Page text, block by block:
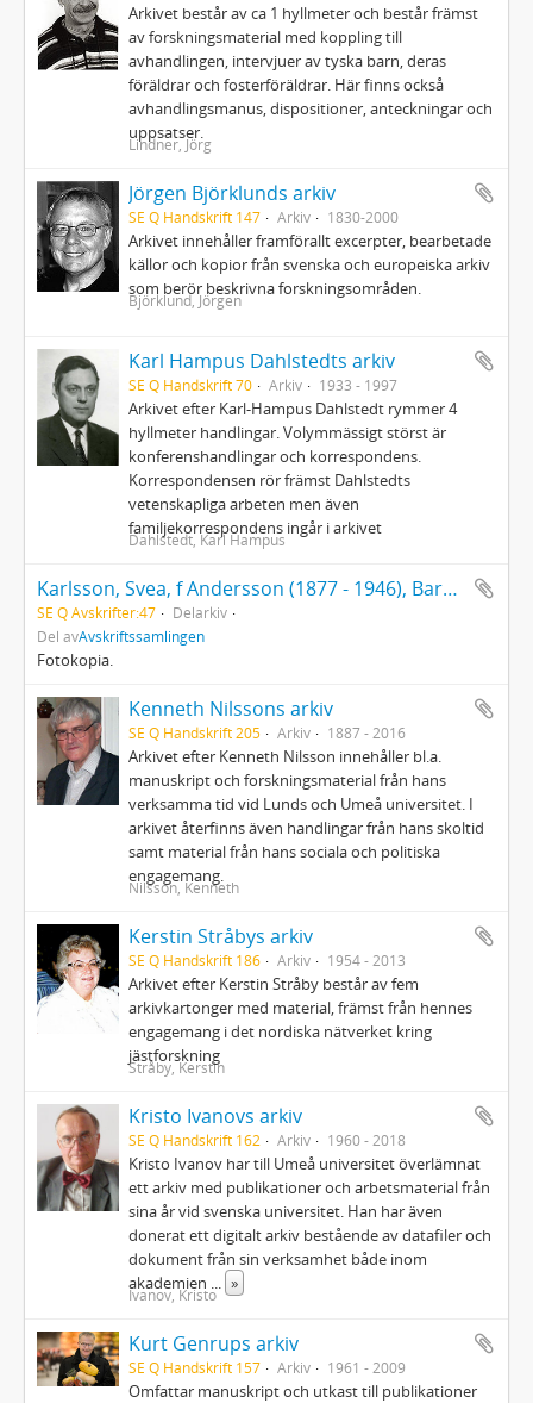
Arkivet består av ca 1 hyllmeter och består främst
av forskningsmaterial med koppling till
avhandlingen, intervjuer av tyska barn, deras
föräldrar och fosterföräldrar. Här finns också
avhandlingsmanus, dispositioner, anteckningar och
uppsatser.
Lindner, Jörg
Jörgen Björklunds arkiv
SE Q Handskrift 147 Arkiv 1830-2000
Arkivet innehåller framförallt excerpter, bearbetade
källor och kopior från svenska och europeiska arkiv
som berör beskrivna forskningsområden.
Björklund, Jörgen
Karl Hampus Dahlstedts arkiv
SE Q Handskrift 70 Arkiv 1933 - 1997
Arkivet efter Karl-Hampus Dahlstedt rymmer 4
hyllmeter handlingar. Volymmässigt störst är
konferenshandlingar och korrespondens.
Korrespondensen rör främst Dahlstedts
vetenskapliga arbeten men även
familjekorrespondens ingår i arkivet
Dahlstedt, Karl Hampus
Karlsson, Svea, f Andersson (1877 - 1946), Barndomsminnen från Umeå på 1880-90-talen jämte några Degerforsminnen i början av 1900-talet
SE Q Avskrifter:47
Delarkiv
Del avAvskriftssamlingen
Fotokopia.
Kenneth Nilssons arkiv
SE Q Handskrift 205 Arkiv 1887 - 2016
Arkivet efter Kenneth Nilsson innehåller bl.a.
manuskript och forskningsmaterial från hans
verksamma tid vid Lunds och Umeå universitet. I
arkivet återfinns även handlingar från hans skoltid
samt material från hans sociala och politiska
engagemang.
Nilsson, Kenneth
Kerstin Stråbys arkiv
SE Q Handskrift 186 Arkiv 1954 - 2013
Arkivet efter Kerstin Stråby består av fem
arkivkartonger med material, främst från hennes
engagemang i det nordiska nätverket kring
jästforskning
Stråby, Kerstin
Kristo Ivanovs arkiv
SE Q Handskrift 162 Arkiv 1960 - 2018
Kristo Ivanov har till Umeå universitet överlämnat
ett arkiv med publikationer och arbetsmaterial från
sina år vid svenska universitet. Han har även
donerat ett digitalt arkiv bestående av datafiler och
dokument från sin verksamhet både inom
akademien ... »
Ivanov, Kristo
Kurt Genrups arkiv
SE Q Handskrift 157 Arkiv 1961 - 2009
Omfattar manuskript och utkast till publikationer